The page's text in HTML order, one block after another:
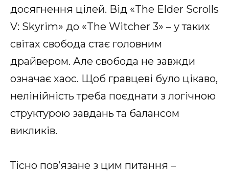
досягнення цілей. Від «The Elder Scrolls
V: Skyrim» до «The Witcher 3» – у таких
світах свобода стає головним
драйвером. Але свобода не завжди
означає хаос. Щоб гравцеві було цікаво,
нелінійність треба поєднати з логічною
структурою завдань та балансом
викликів.
Тісно пов’язане з цим питання –